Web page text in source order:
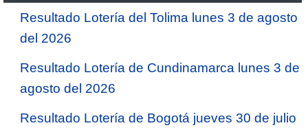
Resultado Lotería del Tolima lunes 3 de agosto
del 2026
Resultado Lotería de Cundinamarca lunes 3 de
agosto del 2026
Resultado Lotería de Bogotá jueves 30 de julio